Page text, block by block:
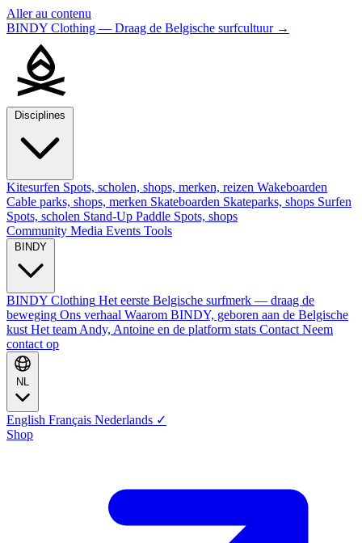
Aller au contenu
BINDY Clothing — Draag de Belgische surfcultuur →
Kitesurfen Spots, scholen, shops, merken, reizen Wakeboarden
Cable parks, shops, merken Skateboarden Skateparks, shops Surfen
Spots, scholen Stand-Up Paddle Spots, shops
Community Media Events Tools
BINDY Clothing Het eerste Belgische surfmerk — draag de
beweging Ons verhaal Waarom BINDY, geboren aan de Belgische
kust Het team Andy, Antoine en de platform stats Contact Neem
contact op
English Français Nederlands ✓
Shop